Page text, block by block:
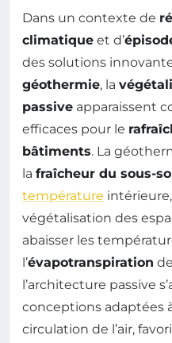
Dans un contexte de
climatique et d’
des solutions
géothermie, la
passive apparaissent
efficaces pour le
bâtiments. La
la fraîcheur du sous-
température
végétalisation des
abaisser les
l’évapotranspiration
l’architecture passive
conceptions adaptées
circulation de l’air,